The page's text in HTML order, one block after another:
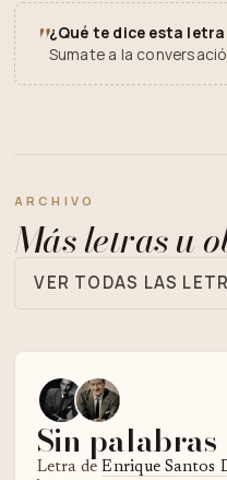
"¿Qué te dice esta
Sumate a la
ARCHIVO
Más letras u
VER TODAS LAS
Sin palabras
Letra deEnrique Santos